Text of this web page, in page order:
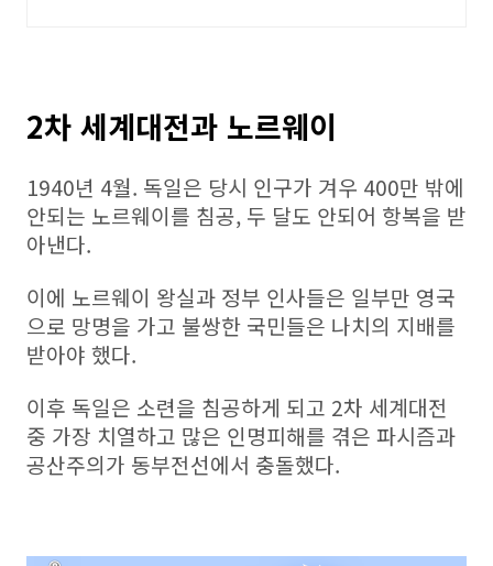
2차 세계대전과 노르웨이
1940년 4월. 독일은 당시 인구가 겨우 400만 밖에
안되는 노르웨이를 침공, 두 달도 안되어 항복을 받
아낸다.
이에 노르웨이 왕실과 정부 인사들은 일부만 영국
으로 망명을 가고 불쌍한 국민들은 나치의 지배를
받아야 했다.
이후 독일은 소련을 침공하게 되고 2차 세계대전
중 가장 치열하고 많은 인명피해를 겪은 파시즘과
공산주의가 동부전선에서 충돌했다.